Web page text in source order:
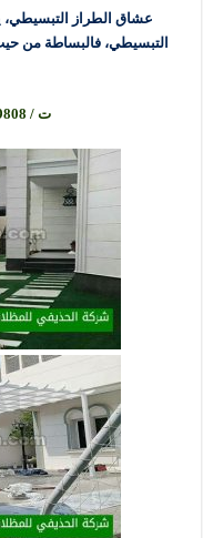
عشاق الطراز التبسيطي،
التبسيطي، فالبساطة من
ت / 0507999808 – 0507999656